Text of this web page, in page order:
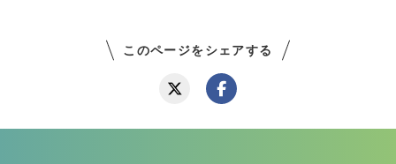
このページをシェアする